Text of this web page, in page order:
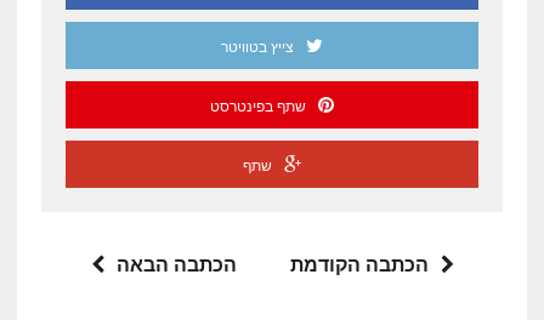
צייץ בטוויטר
שתף בפינטרסט
שתף
הכתבה הקודמת הכתבה הבאה